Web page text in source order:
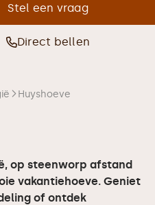
Stel een vraag
Direct bellen
Huyshoeve
op steenworp afstand
vakantiehoeve. Geniet
of ontdek